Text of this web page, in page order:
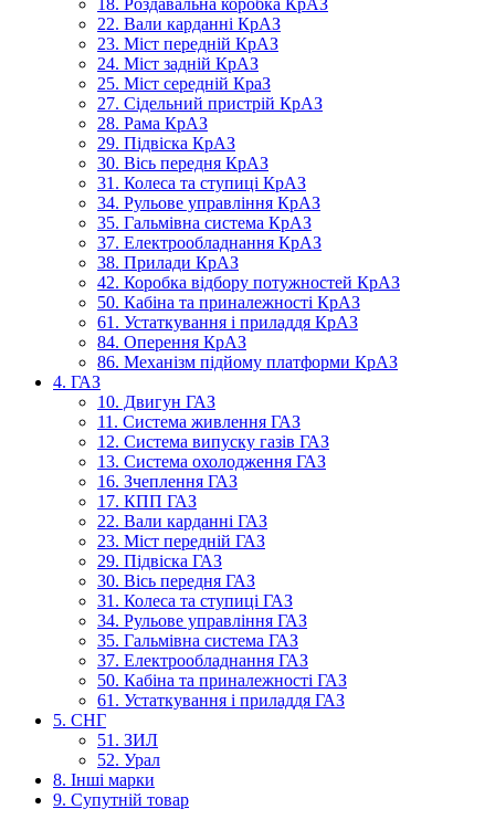
18. Роздавальна коробка КрАЗ
22. Вали карданні КрАЗ
23. Міст передній КрАЗ
24. Міст задній КрАЗ
25. Міст середній КраЗ
27. Сідельний пристрій КрАЗ
28. Рама КрАЗ
29. Підвіска КрАЗ
30. Вісь передня КрАЗ
31. Колеса та ступиці КрАЗ
34. Рульове управління КрАЗ
35. Гальмівна система КрАЗ
37. Електрообладнання КрАЗ
38. Прилади КрАЗ
42. Коробка відбору потужностей КрАЗ
50. Кабіна та приналежності КрАЗ
61. Устаткування і приладдя КрАЗ
84. Оперення КрАЗ
86. Механізм підйому платформи КрАЗ
4. ГАЗ
10. Двигун ГАЗ
11. Система живлення ГАЗ
12. Система випуску газів ГАЗ
13. Система охолодження ГАЗ
16. Зчеплення ГАЗ
17. КПП ГАЗ
22. Вали карданні ГАЗ
23. Міст передній ГАЗ
29. Підвіска ГАЗ
30. Вісь передня ГАЗ
31. Колеса та ступиці ГАЗ
34. Рульове управління ГАЗ
35. Гальмівна система ГАЗ
37. Електрообладнання ГАЗ
50. Кабіна та приналежності ГАЗ
61. Устаткування і приладдя ГАЗ
5. СНГ
51. ЗИЛ
52. Урал
8. Інші марки
9. Супутній товар